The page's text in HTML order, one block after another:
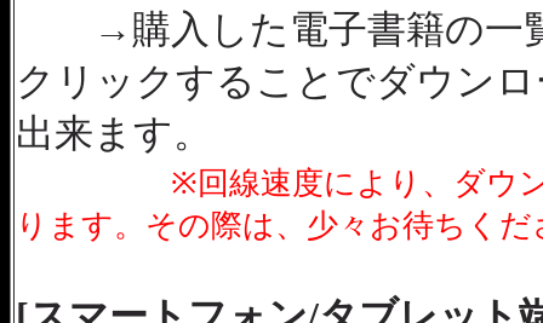
→購入した電子書籍の一
クリックすることでダウン
出来ます。
※回線速度により、ダウ
ります。その際は、少々お待ちくだ